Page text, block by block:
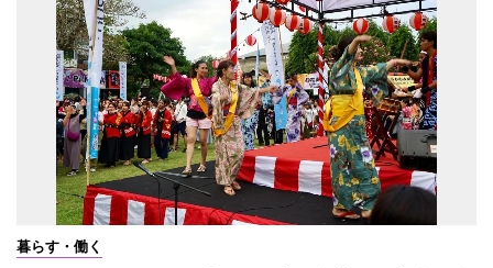
暮らす・働く